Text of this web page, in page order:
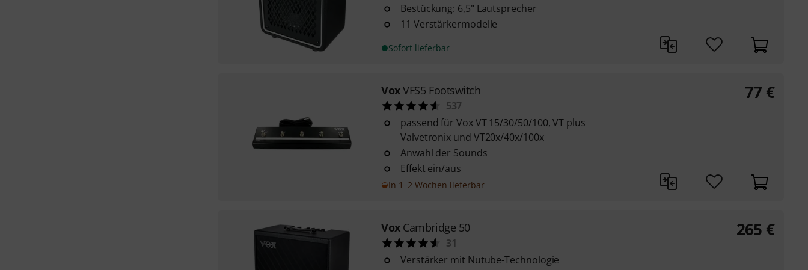
Bestückung: 6,5" Lautsprecher
11 Verstärkermodelle
Sofort lieferbar
VoxVFS5 Footswitch
537
passend für Vox VT 15/30/50/100, VT plus
Valvetronix und VT20x/40x/100x
Anwahl der Sounds
Effekt ein/aus
In 1–2 Wochen lieferbar
77 €
Vox Cambridge 50
31
Verstärker mit Nutube-Technologie
265 €